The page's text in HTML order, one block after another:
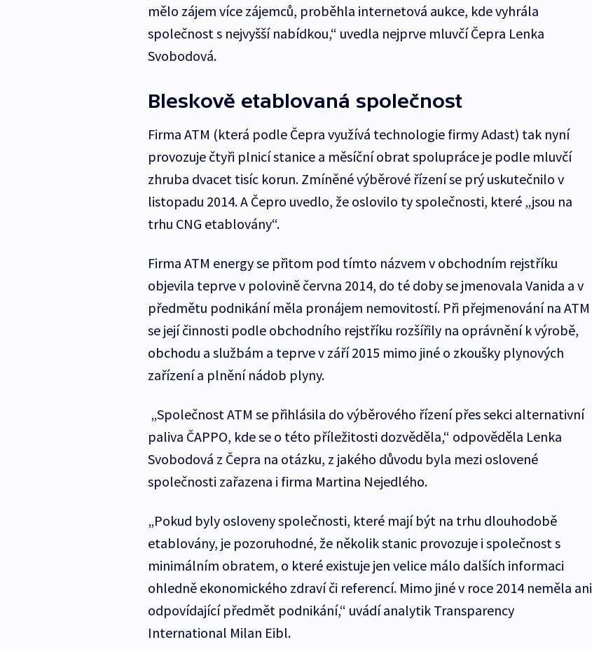
mělo zájem více zájemců, proběhla internetová aukce, kde vyhrála
společnost s nejvyšší nabídkou,“ uvedla nejprve mluvčí Čepra Lenka
Svobodová.
Bleskově etablovaná společnost
Firma ATM (která podle Čepra využívá technologie firmy Adast) tak nyní
provozuje čtyři plnicí stanice a měsíční obrat spolupráce je podle mluvčí
zhruba dvacet tisíc korun. Zmíněné výběrové řízení se prý uskutečnilo v
listopadu 2014. A Čepro uvedlo, že oslovilo ty společnosti, které „jsou na
trhu CNG etablovány“.
Firma ATM energy se přitom pod tímto názvem v obchodním rejstříku
objevila teprve v polovině června 2014, do té doby se jmenovala Vanida a v
předmětu podnikání měla pronájem nemovitostí. Při přejmenování na ATM
se její činnosti podle obchodního rejstříku rozšířily na oprávnění k výrobě,
obchodu a službám a teprve v září 2015 mimo jiné o zkoušky plynových
zařízení a plnění nádob plyny.
„Společnost ATM se přihlásila do výběrového řízení přes sekci alternativní
paliva ČAPPO, kde se o této příležitosti dozvěděla,“ odpověděla Lenka
Svobodová z Čepra na otázku, z jakého důvodu byla mezi oslovené
společnosti zařazena i firma Martina Nejedlého.
„Pokud byly osloveny společnosti, které mají být na trhu dlouhodobě
etablovány, je pozoruhodné, že několik stanic provozuje i společnost s
minimálním obratem, o které existuje jen velice málo dalších informaci
ohledně ekonomického zdraví či referencí. Mimo jiné v roce 2014 neměla ani
odpovídající předmět podnikání,“ uvádí analytik Transparency
International Milan Eibl.